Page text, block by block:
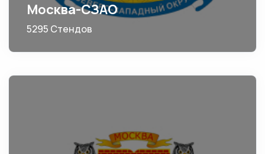
Москва-СЗАО
5295 Стендов